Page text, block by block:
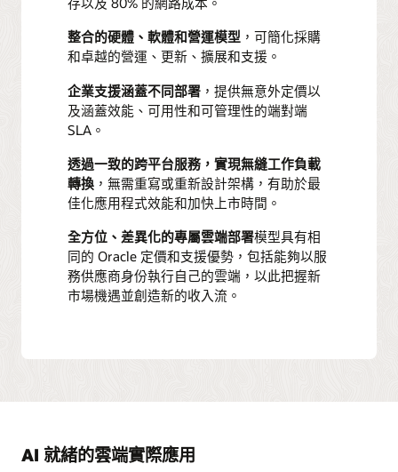
整合的硬體、軟體和營運模型，可簡化採購
和卓越的營運、更新、擴展和支援。
企業支援涵蓋不同部署，提供無意外定價以
及涵蓋效能、可用性和可管理性的端對端
SLA。
透過一致的跨平台服務，實現無縫工作負載
轉換，無需重寫或重新設計架構，有助於最
佳化應用程式效能和加快上市時間。
全方位、差異化的專屬雲端部署模型具有相
同的 Oracle 定價和支援優勢，包括能夠以服
務供應商身份執行自己的雲端，以此把握新
市場機遇並創造新的收入流。
AI 就緒的雲端實際應用